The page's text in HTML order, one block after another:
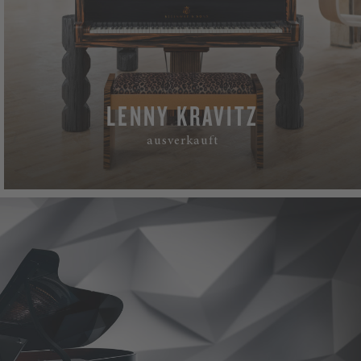
LENNY KRAVITZ
ausverkauft